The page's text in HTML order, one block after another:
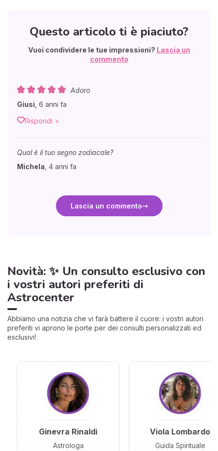
Questo articolo ti è piaciuto?
Vuoi condividere le tue impressioni? Lascia un
commento
Adoro
Giusi 6 anni fa
Rispondi >
Qual è il tuo segno zodiacale?
Michela 4 anni fa
Lascia un commento
Novità: ✨ Un consulto esclusivo con
i vostri autori preferiti di
Astrocenter
Abbiamo una notizia che vi farà battere il cuore: i vostri autori
preferiti vi aprono le porte per dei consulti personalizzati ed
esclusivi!
Ginevra Rinaldi
Astrologa
Viola Lombardo
Guida Spirituale